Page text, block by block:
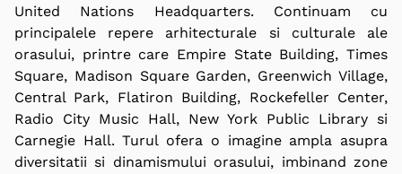
United Nations Headquarters. Continuam cu
principalele repere arhitecturale si culturale ale
orasului, printre care Empire State Building, Times
Square, Madison Square Garden, Greenwich Village,
Central Park, Flatiron Building, Rockefeller Center,
Radio City Music Hall, New York Public Library si
Carnegie Hall. Turul ofera o imagine ampla asupra
diversitatii si dinamismului orasului, imbinand zone